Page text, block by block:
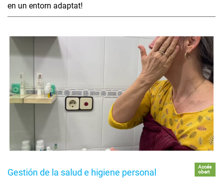
en un entorn adaptat!
Gestión de la salud e higiene personal
Accés
obert